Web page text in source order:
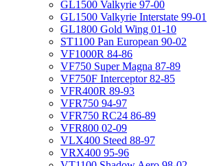
GL1500 Valkyrie 97-00
GL1500 Valkyrie Interstate 99-01
GL1800 Gold Wing 01-10
ST1100 Pan European 90-02
VF1000R 84-86
VF750 Super Magna 87-89
VF750F Interceptor 82-85
VFR400R 89-93
VFR750 94-97
VFR750 RC24 86-89
VFR800 02-09
VLX400 Steed 88-97
VRX400 95-96